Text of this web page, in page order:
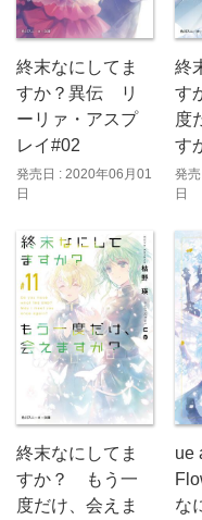
終末なにしてま
すか？異伝 リ
ーリァ・アスプ
レイ#02
発売日 : 2020年06月01
日
終
す
度
す
発
日
終末なにしてま
すか？ もう一
度だけ、会えま
ue
な